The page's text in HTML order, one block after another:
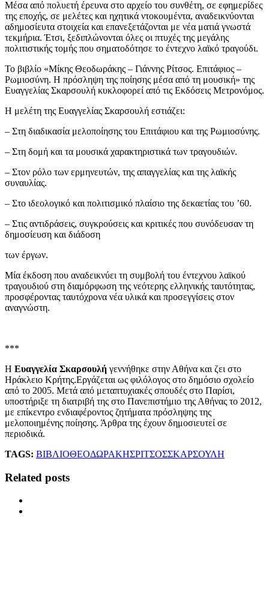
Μέσα από πολυετή έρευνα στο αρχείο του συνθέτη, σε εφημερίδες
της εποχής, σε μελέτες και ηχητικά ντοκουμέντα, αναδεικνύονται
αδημοσίευτα στοιχεία και επανεξετάζονται με νέα ματιά γνωστά
τεκμήρια. Έτσι, ξεδιπλώνονται όλες οι πτυχές της μεγάλης
πολιτιστικής τομής που σηματοδότησε το έντεχνο λαϊκό τραγούδι.
Το βιβλίο «Μίκης Θεοδωράκης – Γιάννης Ρίτσος. Επιτάφιος –
Ρωμιοσύνη. Η πρόσληψη της ποίησης μέσα από τη μουσική» της
Ευαγγελίας Σκαρσουλή κυκλοφορεί από τις Εκδόσεις Μετρονόμος.
Η μελέτη της Ευαγγελίας Σκαρσουλή εστιάζει:
– Στη διαδικασία μελοποίησης του Επιτάφιου και της Ρωμιοσύνης.
– Στη δομή και τα μουσικά χαρακτηριστικά των τραγουδιών.
– Στον ρόλο των ερμηνευτών, της απαγγελίας και της λαϊκής
συναυλίας.
– Στο ιδεολογικό και πολιτισμικό πλαίσιο της δεκαετίας του ’60.
– Στις αντιδράσεις, συγκρούσεις και κριτικές που συνόδευσαν τη
δημοσίευση και διάδοση
των έργων.
Μία έκδοση που αναδεικνύει τη συμβολή του έντεχνου λαϊκού
τραγουδιού στη διαμόρφωση της νεότερης ελληνικής ταυτότητας,
προσφέροντας ταυτόχρονα νέα υλικά και προσεγγίσεις στον
αναγνώστη.
***
Η Ευαγγελία Σκαρσουλή γεννήθηκε στην Αθήνα και ζει στο
Ηράκλειο Κρήτης.Εργάζεται ως φιλόλογος στο δημόσιο σχολείο
από το 2005. Μετά από μεταπτυχιακές σπουδές στο Παρίσι,
υποστήριξε τη διατριβή της στο Πανεπιστήμιο της Αθήνας το 2012,
με επίκεντρο ενδιαφέροντος ζητήματα πρόσληψης της
μελοποιημένης ποίησης. Άρθρα της έχουν δημοσιευτεί σε
περιοδικά.
TAGS: ΒΙΒΛΙΟΘΕΟΔΩΡΑΚΗΣΡΙΤΣΟΣΣΚΑΡΣΟΥΛΗ
Related posts